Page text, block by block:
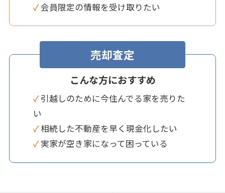
✓ 会員限定の情報を受け取りたい
売却査定
こんな方におすすめ
✓ 引越しのために今住んでる家を売りた
い
✓ 相続した不動産を早く現金化したい
✓ 実家が空き家になって困っている